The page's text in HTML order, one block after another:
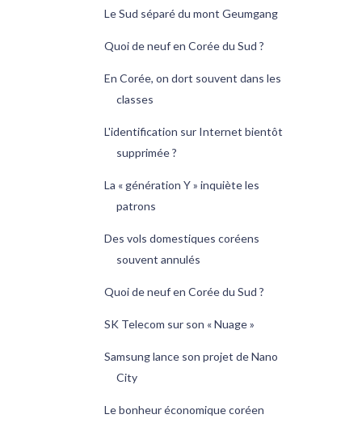
Le Sud séparé du mont Geumgang
Quoi de neuf en Corée du Sud ?
En Corée, on dort souvent dans les
classes
L'identification sur Internet bientôt
supprimée ?
La « génération Y » inquiète les
patrons
Des vols domestiques coréens
souvent annulés
Quoi de neuf en Corée du Sud ?
SK Telecom sur son « Nuage »
Samsung lance son projet de Nano
City
Le bonheur économique coréen